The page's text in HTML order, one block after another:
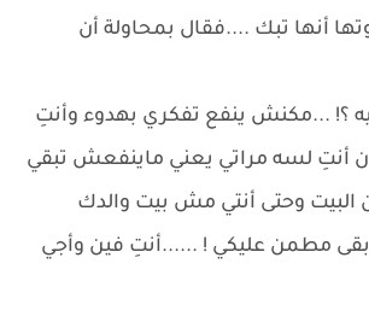
أنها تبك ....فقال بمحاولة أن
؟! ...مكنش ينفع تفكري بهدوء وأنتِ
أنتِ لسه مراتي يعني ماينفعش تبقي
البيت وحتى أنتي مش بيت والدك
مطمن عليكي ! ......أنتِ فين وأجي